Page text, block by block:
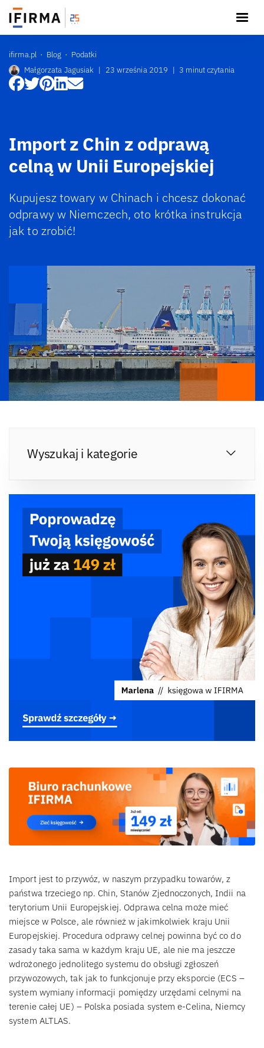
ifirma.pl Blog
Podatki
Małgorzata Jagusiak | 23 września 2019 | 3 minut czytania
Import z Chin z odprawą
celną w Unii Europejskiej
Kupujesz towary w Chinach i chcesz dokonać
odprawy w Niemczech, oto krótka instrukcja
jak to zrobić!
Wyszukaj i kategorie
Import jest to przywóz, w naszym przypadku towarów, z
państwa trzeciego np. Chin, Stanów Zjednoczonych, Indii na
terytorium Unii Europejskiej. Odprawa celna może mieć
miejsce w Polsce, ale również w jakimkolwiek kraju Unii
Europejskiej. Procedura odprawy celnej powinna być co do
zasady taka sama w każdym kraju UE, ale nie ma jeszcze
wdrożonego jednolitego systemu do obsługi zgłoszeń
przywozowych, tak jak to funkcjonuje przy eksporcie (ECS –
system wymiany informacji pomiędzy urzędami celnymi na
terenie całej UE) – Polska posiada system e-Celina, Niemcy
system ALTLAS.